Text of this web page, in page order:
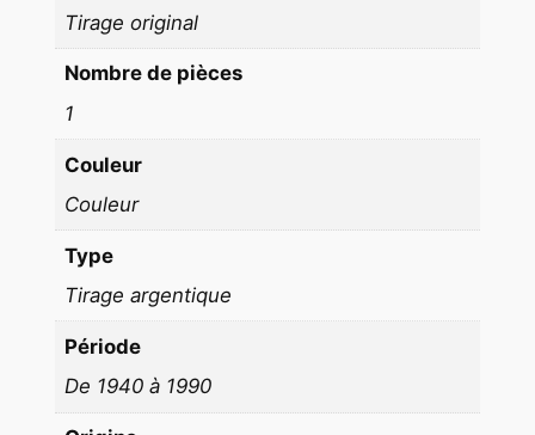
Tirage original
Nombre de pièces
1
Couleur
Couleur
Type
Tirage argentique
Période
De 1940 à 1990